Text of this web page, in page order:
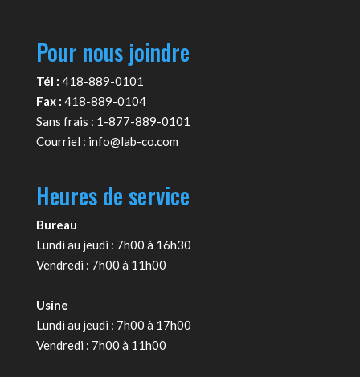
Pour nous joindre
Tél : 418-889-0101
Fax : 418-889-0104
Sans frais : 1-877-889-0101
Courriel : info@lab-co.com
Heures de service
Bureau
Lundi au jeudi : 7h00 à 16h30
Vendredi : 7h00 à 11h00
Usine
Lundi au jeudi : 7h00 à 17h00
Vendredi : 7h00 à 11h00